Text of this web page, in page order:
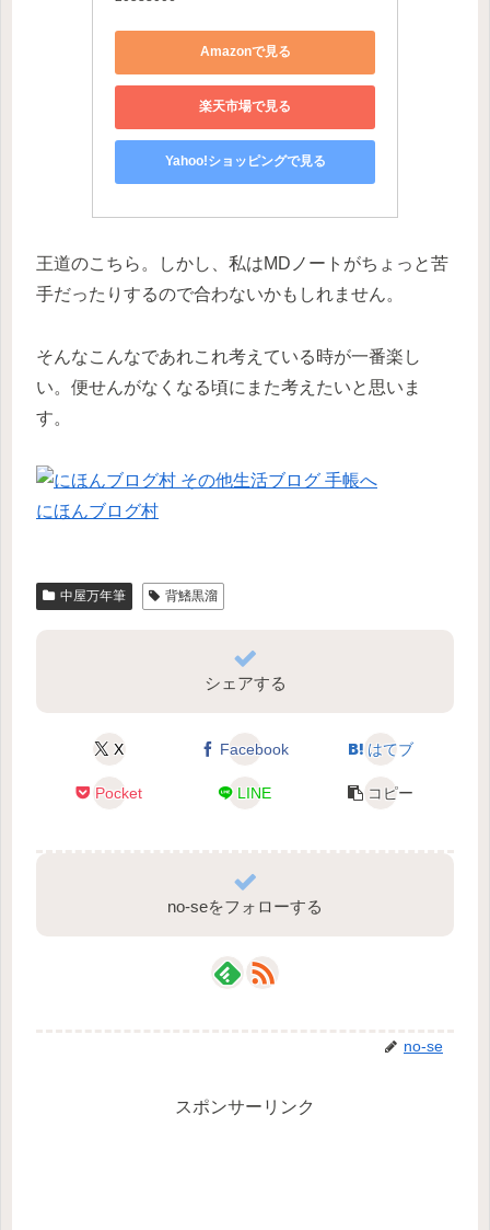
Amazonで見る
楽天市場で見る
Yahoo!ショッピングで見る
王道のこちら。しかし、私はMDノートがちょっと苦
手だったりするので合わないかもしれません。
そんなこんなであれこれ考えている時が一番楽し
い。便せんがなくなる頃にまた考えたいと思いま
す。
にほんブログ村
中屋万年筆 背鰭黒溜
シェアする
X Facebook はてブ
Pocket LINE コピー
no-seをフォローする
no-se
スポンサーリンク